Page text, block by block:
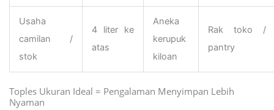
Usaha
camilan /
stok
4 liter ke
atas
Aneka
kerupuk
kiloan
Rak toko /
pantry
Toples Ukuran Ideal = Pengalaman Menyimpan Lebih
Nyaman